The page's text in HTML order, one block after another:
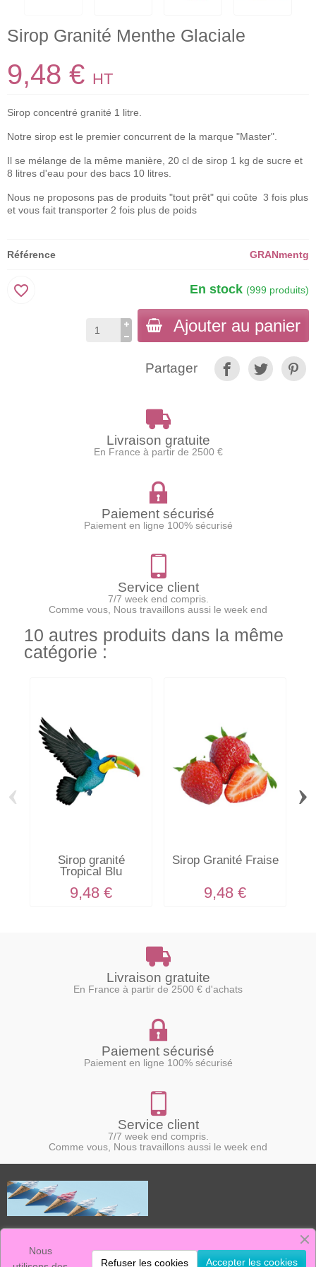
Sirop Granité Menthe Glaciale
9,48 € HT
Sirop concentré granité 1 litre.
Notre sirop est le premier concurrent de la marque "Master".
Il se mélange de la même manière, 20 cl de sirop 1 kg de sucre et
8 litres d'eau pour des bacs 10 litres.
Nous ne proposons pas de produits "tout prêt" qui coûte 3 fois plus
et vous fait transporter 2 fois plus de poids
Référence GRANmentg
En stock (999 produits)
Ajouter au panier
favorite_border
Partager
Livraison gratuite
En France à partir de 2500 €
Paiement sécurisé
Paiement en ligne 100% sécurisé
Service client
7/7 week end compris.
Comme vous, Nous travaillons aussi le week end
10 autres produits dans la même
catégorie :
Sirop granité
Tropical Blu
9,48 €
Sirop Granité Fraise
9,48 €
‹ ›
Livraison gratuite
En France à partir de 2500 € d'achats
Paiement sécurisé
Paiement en ligne 100% sécurisé
Service client
7/7 week end compris.
Comme vous, Nous travaillons aussi le week end
Un stock de pièces détachées, ainsi qu'un service après vente efficace.
nous sommes présents sur ce marché depuis plus de 20 ans, avec des
Nous
Accepter les cookies
Refuser les cookies